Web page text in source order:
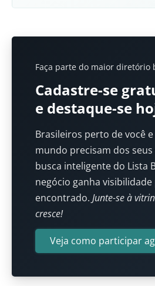
Faça parte do maior diretório
Cadastre-se
e destaque-se
Brasileiros perto de você
mundo precisam dos seus
busca inteligente do Lista
negócio ganha
encontrado. Junte-se à
cresce!
Veja como participar